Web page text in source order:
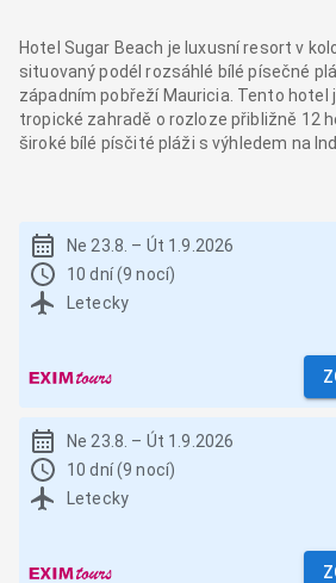
Hotel Sugar Beach je luxusní resort v
situovaný podél rozsáhlé bílé písečné
západním pobřeží Mauricia. Tento hotel
tropické zahradě o rozloze přibližně 12
široké bílé písčité pláži s výhledem na
Ne 23.8. – Út 1.9.2026
10 dní (9 nocí)
Letecky
Ne 23.8. – Út 1.9.2026
10 dní (9 nocí)
Letecky